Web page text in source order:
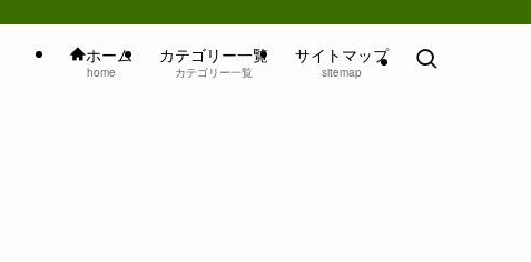
ホーム
home
カテゴリー一覧
カテゴリー一覧
サイトマップ
sitemap